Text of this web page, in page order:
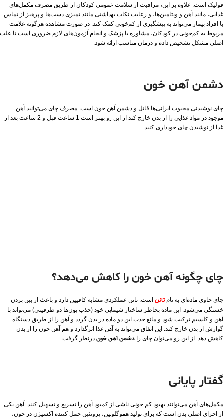
فولیک است. علاوه بر این، مراقبت از سلامت عمومی کودکان از طریق مصرف مکمل‌های
غذایی، مانند آهن و ویتامین‌ها، و رعایت نکات بهداشتی مانند تمیزی دست‌ها و پرهیز از تماس
با افراد بیمار می‌تواند به پیشگیری از کم‌خونی کمک کند. در صورت مشاهده هرگونه علامت
مربوط به کم‌خونی در کودکان، مشاوره با پزشک و انجام آزمون‌های لازم ضروری است تا علت
اصلی مشکل تشخیص داده و درمان مناسب ارائه شود.
دشمن آهن خون
چای نوشیدنی محبوب ایرانی‌ها قاتل و دشمن آهن خون است. مصرف چای می‌توانید آهن
موجود در مواد غذایی را از بدن خارج کند از این رو بهتر است 1 ساعت قبل و 2 ساعت بعد از
غذا از نوشیدن چای خودداری کنید.
چای چگونه آهن خون را کاهش می‌دهد؟
چای حاوی ماده‌ای به نام تانن است. تانن عملکردی مشابه کافیین دارد و باعث از بین بردن
خستگی می‌شود. این ماده بخاطر ساختار شیمایی خود (جذب یون‌ها دو ظرفیتی) می‌تواند با
آهن و کلسیم ترکیب شود و مانع جذب این دو ماده در بدن گردد و آهن را از طریق دستگاه
گوارش از بدن خارج کند. این اتفاق می‌تواند به آهن غذا اثرگذارد و هم آهن خون را از بدن
کاهش دهد. از این رو می‌توان چای را دشمن آهن خون درنظر گرفت.
گفتار پایانی
مکمل‌های آهن می‌توانند بهبود کم خونی ناشی از کمبود آهن را تسریع و تسهیل کنند. آهن یکی
از اجزای اصلی بدن است که برای تولید هموگلوبین، پروتئین حمل کننده اکسیژن در خون،